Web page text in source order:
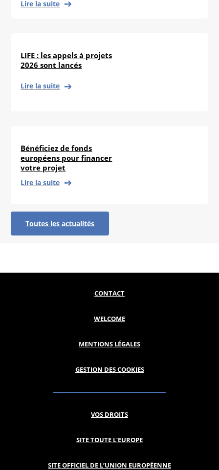
Lire la suite
LIFE : les appels à projets
2026 sont lancés
Lire la suite
Bénéficiez de fonds
européens pour financer
votre projet
Lire la suite
Toutes les actualités
CONTACT
WELCOME
MENTIONS LÉGALES
GESTION DES COOKIES
VOS DROITS
SITE TOUTE L’EUROPE
SITE OFFICIEL DE L’UNION EUROPÉENNE